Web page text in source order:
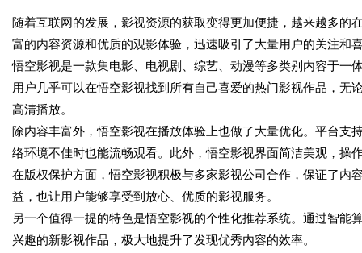
随着互联网的发展，影视资源的获取变得更加便捷，越来越多的
富的内容资源和优质的观影体验，迅速吸引了大量用户的关注和
悟空影视是一款集电影、电视剧、综艺、动漫等多类别内容于一
用户几乎可以在悟空影视找到所有自己喜爱的热门影视作品，
高清播放。
除内容丰富外，悟空影视在播放体验上也做了大量优化。平台
络环境不佳时也能流畅观看。此外，悟空影视界面简洁美观，操
在版权保护方面，悟空影视积极与多家影视公司合作，保证了内
益，也让用户能够享受到放心、优质的影视服务。
另一个值得一提的特色是悟空影视的个性化推荐系统。通过智
兴趣的新影视作品，极大地提升了发现优秀内容的效率。